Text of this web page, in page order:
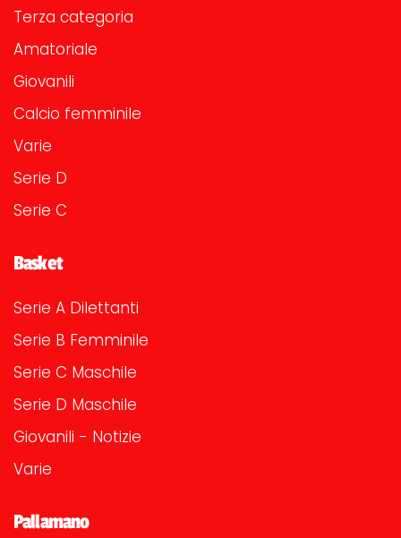
Terza categoria
Amatoriale
Giovanili
Calcio femminile
Varie
Serie D
Serie C
Basket
Serie A Dilettanti
Serie B Femminile
Serie C Maschile
Serie D Maschile
Giovanili - Notizie
Varie
Pallamano